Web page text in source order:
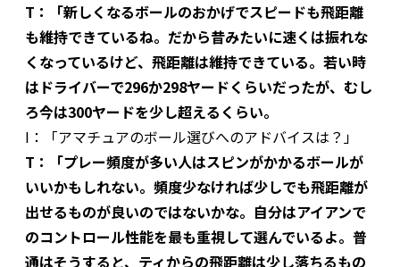
T：「新しくなるボールのおかげでスピードも飛距離
も維持できているね。だから昔みたいに速くは振れな
くなっているけど、飛距離は維持できている。若い時
はドライバーで296か298ヤードくらいだったが、むし
ろ今は300ヤードを少し超えるくらい。
I：「アマチュアのボール選びへのアドバイスは？」
T：「プレー頻度が多い人はスピンがかかるボールが
いいかもしれない。頻度少なければ少しでも飛距離が
出せるものが良いのではないかな。自分はアイアンで
のコントロール性能を最も重視して選んでいるよ。普
通はそうすると、ティからの飛距離は少し落ちるもの